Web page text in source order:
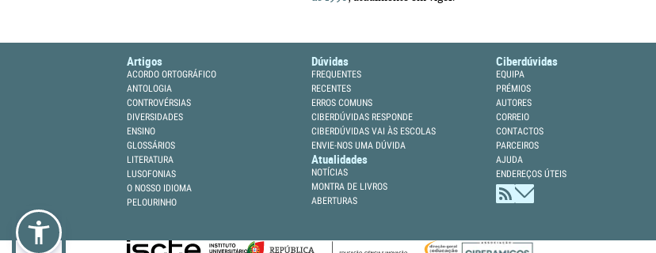
Artigos
ACORDO ORTOGRÁFICO
ANTOLOGIA
CONTROVÉRSIAS
DIVERSIDADES
ENSINO
GLOSSÁRIOS
LITERATURA
LUSOFONIAS
O NOSSO IDIOMA
PELOURINHO
Dúvidas
FREQUENTES
RECENTES
ERROS COMUNS
CIBERDÚVIDAS RESPONDE
CIBERDÚVIDAS VAI ÀS ESCOLAS
ENVIE-NOS UMA DÚVIDA
Atualidades
NOTÍCIAS
MONTRA DE LIVROS
ABERTURAS
Ciberdúvidas
EQUIPA
PRÉMIOS
AUTORES
CORREIO
CONTACTOS
PARCEIROS
AJUDA
ENDEREÇOS ÚTEIS